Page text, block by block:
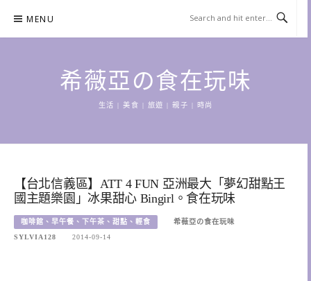
content
MENU
希薇亞の食在玩味
生活 | 美食 | 旅遊 | 親子 | 時尚
【台北信義區】ATT 4 FUN 亞洲最大「夢幻甜點王
國主題樂園」冰果甜心 Bingirl。食在玩味
咖啡館、早午餐、下午茶、甜點、輕食
希薇亞の食在玩味
SYLVIA128
2014-09-14